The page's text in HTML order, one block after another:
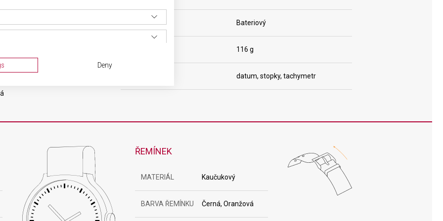
POHON Bateriový
116 g
datum, stopky, tachymetr
ŘEMÍNEK
MATERIÁL Kaučukový
BARVA ŘEMÍNKU Černá, Oranžová
from different sources
Deny